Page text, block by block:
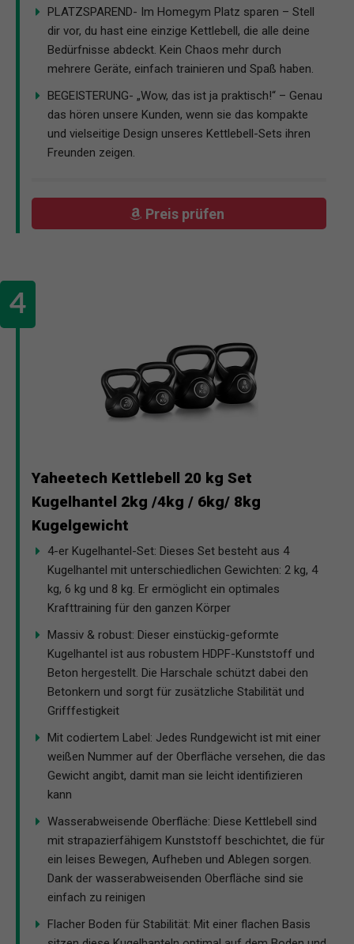
PLATZSPAREND- Im Homegym Platz sparen – Stell
dir vor, du hast eine einzige Kettlebell, die alle deine
Bedürfnisse abdeckt. Kein Chaos mehr durch
mehrere Geräte, einfach trainieren und Spaß haben.
BEGEISTERUNG- „Wow, das ist ja praktisch!“ – Genau
das hören unsere Kunden, wenn sie das kompakte
und vielseitige Design unseres Kettlebell-Sets ihren
Freunden zeigen.
Preis prüfen
Yaheetech Kettlebell 20 kg Set
Kugelhantel 2kg /4kg / 6kg/ 8kg
Kugelgewicht
4-er Kugelhantel-Set: Dieses Set besteht aus 4
Kugelhantel mit unterschiedlichen Gewichten: 2 kg, 4
kg, 6 kg und 8 kg. Er ermöglicht ein optimales
Krafttraining für den ganzen Körper
Massiv & robust: Dieser einstückig-geformte
Kugelhantel ist aus robustem HDPF-Kunststoff und
Beton hergestellt. Die Harschale schützt dabei den
Betonkern und sorgt für zusätzliche Stabilität und
Grifffestigkeit
Mit codiertem Label: Jedes Rundgewicht ist mit einer
weißen Nummer auf der Oberfläche versehen, die das
Gewicht angibt, damit man sie leicht identifizieren
kann
Wasserabweisende Oberfläche: Diese Kettlebell sind
mit strapazierfähigem Kunststoff beschichtet, die für
ein leises Bewegen, Aufheben und Ablegen sorgen.
Dank der wasserabweisenden Oberfläche sind sie
einfach zu reinigen
Flacher Boden für Stabilität: Mit einer flachen Basis